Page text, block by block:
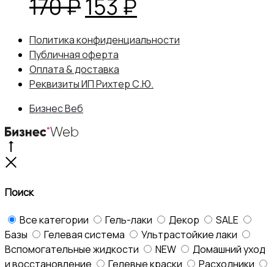
170₽
цена
составляла
153 ₽
цена:
Политика конфиденциальности
Публичная оферта
Оплата & доставка
Реквизиты ИП Рихтер С.Ю.
Бизнес Веб
Поиск
Все категории Гель-лаки Декор
SALE
Базы
Гелевая система
Ультрастойкие лаки
Вспомогательные жидкости
NEW
Домашний уход
и восстановление
Гелевые краски
Расходники